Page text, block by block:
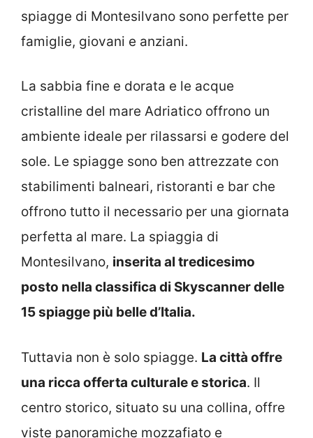
spiagge di Montesilvano sono perfette per
famiglie, giovani e anziani.
La sabbia fine e dorata e le acque
cristalline del mare Adriatico offrono un
ambiente ideale per rilassarsi e godere del
sole. Le spiagge sono ben attrezzate con
stabilimenti balneari, ristoranti e bar che
offrono tutto il necessario per una giornata
perfetta al mare. La spiaggia di
Montesilvano, inserita al tredicesimo
posto nella classifica di Skyscanner delle
15 spiagge più belle d’Italia.
Tuttavia non è solo spiagge. La città offre
una ricca offerta culturale e storica. Il
centro storico, situato su una collina, offre
viste panoramiche mozzafiato e